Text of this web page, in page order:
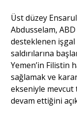
Üst düzey
Abdusselam,
desteklenen işgal
saldırılarına
Yemen’in Filistin
sağlamak ve
ekseniyle
devam ettiğini